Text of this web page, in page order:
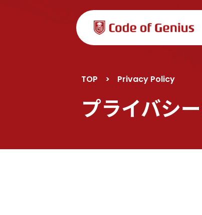
TOP > Privacy Policy
プライバシ